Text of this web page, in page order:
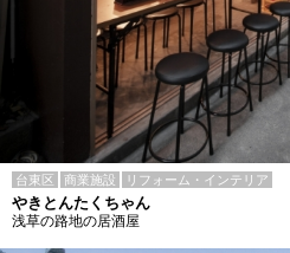
台東区 商業施設 リフォーム・インテリア
やきとんたくちゃん
浅草の路地の居酒屋